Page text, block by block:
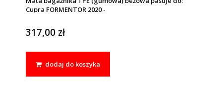
Cupra FORMENTOR 2020 -
317,00 zł
dodaj do koszyka